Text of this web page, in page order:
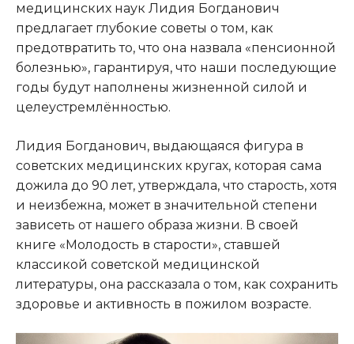
медицинских наук Лидия Богданович
предлагает глубокие советы о том, как
предотвратить то, что она назвала «пенсионной
болезнью», гарантируя, что наши последующие
годы будут наполнены жизненной силой и
целеустремлённостью.
Лидия Богданович, выдающаяся фигура в
советских медицинских кругах, которая сама
дожила до 90 лет, утверждала, что старость, хотя
и неизбежна, может в значительной степени
зависеть от нашего образа жизни. В своей
книге «Молодость в старости», ставшей
классикой советской медицинской
литературы, она рассказала о том, как сохранить
здоровье и активность в пожилом возрасте.